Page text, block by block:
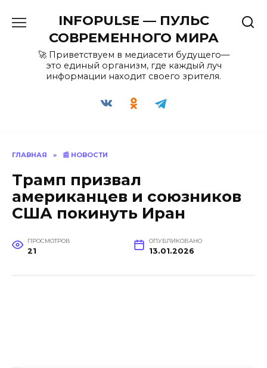
содержанию
INFOPULSE — ПУЛЬС
СОВРЕМЕННОГО МИРА
🚀 Приветствуем в медиасети будущего—
это единый организм, где каждый луч
информации находит своего зрителя.
ГЛАВНАЯ » 📰 НОВОСТИ
Трамп призвал
американцев и союзников
США покинуть Иран
ПРОСМОТРОВ
21
ОПУБЛИКОВАНО
13.01.2026